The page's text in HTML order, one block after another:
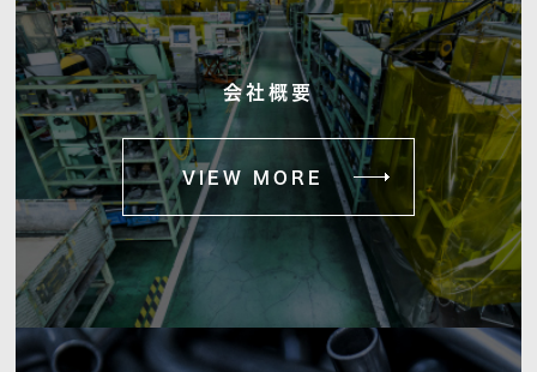
会社概要
VIEW MORE